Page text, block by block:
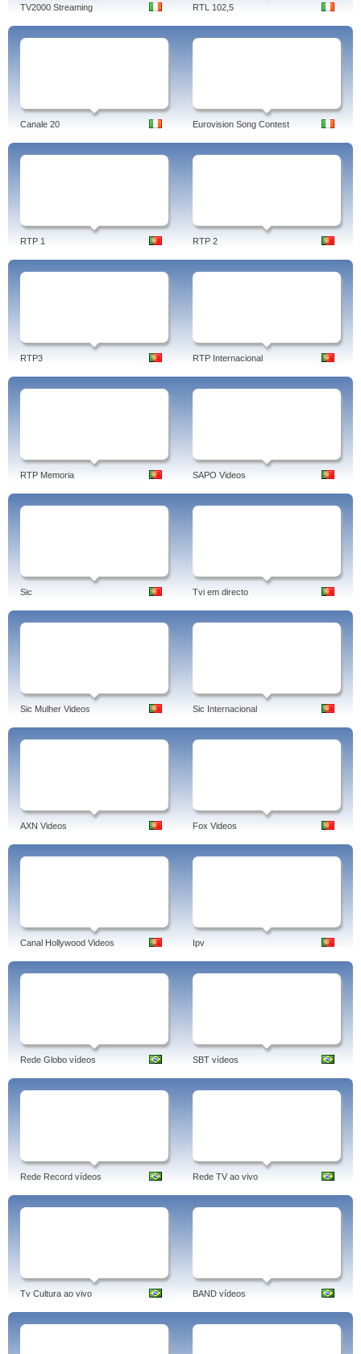
TV2000 Streaming RTL 102,5
Canale 20 Eurovision Song Contest
RTP 1 RTP 2
RTP3 RTP Internacional
RTP Memoria SAPO Videos
Sic Tvi em directo
Sic Mulher Videos Sic Internacional
AXN Videos Fox Videos
Canal Hollywood Videos Ipv
Rede Globo vídeos SBT vídeos
Rede Record vídeos Rede TV ao vivo
Tv Cultura ao vivo BAND vídeos